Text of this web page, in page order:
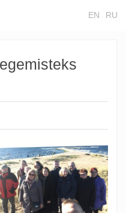
RU
EN